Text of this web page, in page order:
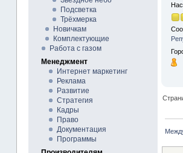
Подсветка
Трёхмерка
Новичкам
Комплектующие
Работа с газом
Менеджмент
Интернет маркетинг
Реклама
Развитие
Стратегия
Кадры
Право
Документация
Программы